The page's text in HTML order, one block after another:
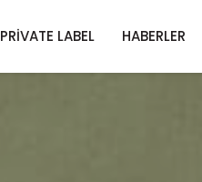
PRIVATE LABEL HABERLER